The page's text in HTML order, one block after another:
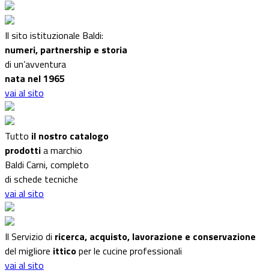
Il sito istituzionale Baldi:
numeri, partnership e storia
di un’avventura
nata nel 1965
vai al sito
Tutto il nostro catalogo
prodottia marchio
Baldi Carni, completo
di schede tecniche
vai al sito
Il Servizio di ricerca, acquisto, lavorazione e conservazione
del migliore itticoper le cucine professionali
vai al sito